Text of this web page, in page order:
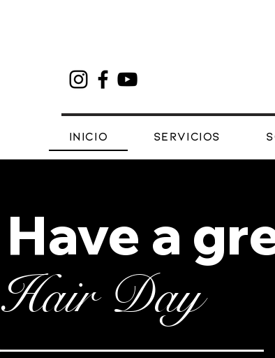
Inicio Servicios
Have a
Hair Day